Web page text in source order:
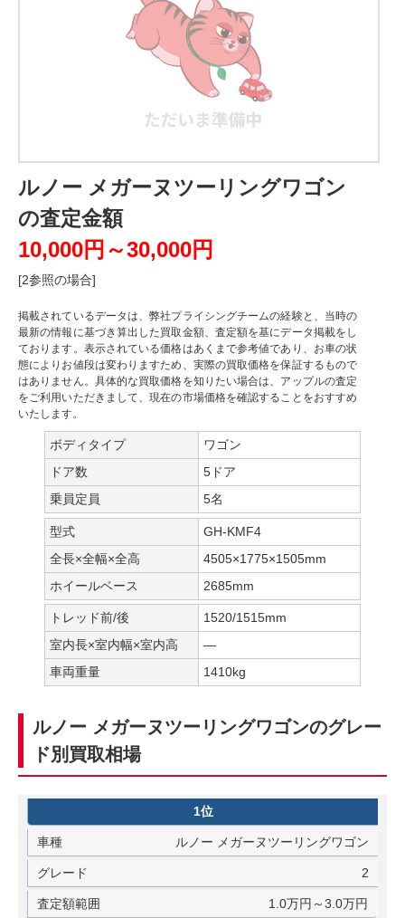
ルノー メガーヌツーリングワゴン
の査定金額
10,000円～30,000円
[2参照の場合]
掲載されているデータは、弊社プライシングチームの経験と、当時の
最新の情報に基づき算出した買取金額、査定額を基にデータ掲載をし
ております。表示されている価格はあくまで参考値であり、お車の状
態によりお値段は変わりますため、実際の買取価格を保証するもので
はありません。具体的な買取価格を知りたい場合は、アップルの査定
をご利用いただきまして、現在の市場価格を確認することをおすすめ
いたします。
ボディタイプ
ワゴン
ドア数
5ドア
乗員定員
5名
型式
GH-KMF4
全長×全幅×全高
4505×1775×1505mm
ホイールベース
2685mm
トレッド前/後
1520/1515mm
室内長×室内幅×室内高
―
車両重量
1410kg
ルノー メガーヌツーリングワゴンのグレー
ド別買取相場
1位
ルノー メガーヌツーリングワゴン
2
1.0万円～3.0万円